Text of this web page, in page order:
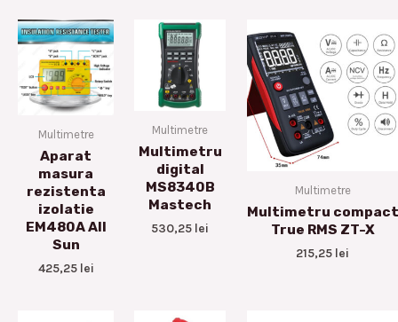
Multimetre
Aparat
masura
rezistenta
izolatie
EM480A All
Sun
425,25 lei
Multimetre
Multimetru
digital
MS8340B
Mastech
530,25 lei
Multimetre
Multimetru compact
True RMS ZT-X
215,25 lei